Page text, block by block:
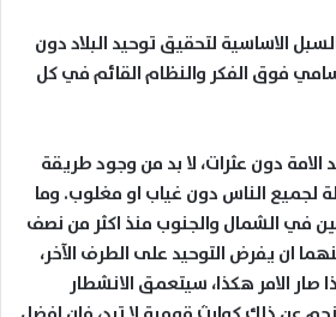
الاساسية لتحقيق توحيد البلاد دون
فوق الفكر والنظام القائم في كل
دون عثرات، لا بد من وجود طريقة
لجميع الناس دون غياب او مغلوب. وما
في الشمال والجنوب منذ اكثر من نصف
ان يفرض التوحيد على الطرف الآخر،
الامر هكذا، سيتعمق الانشطار